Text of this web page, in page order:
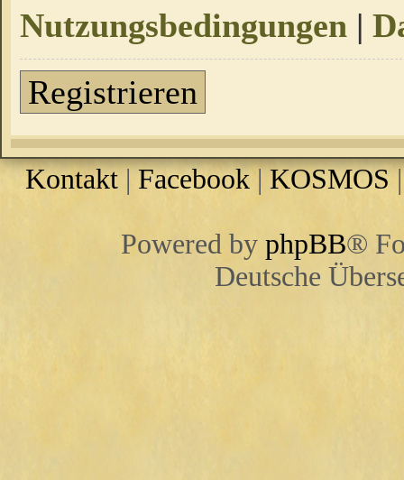
Nutzungsbedingungen |
Registrieren
Kontakt | Facebook |KOSMOS
Powered by phpBB®
Deutsche